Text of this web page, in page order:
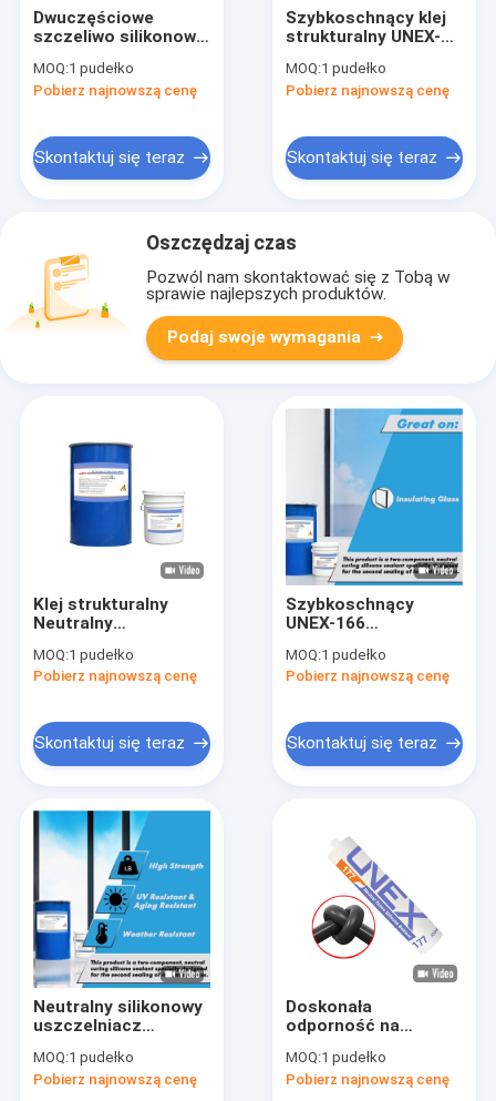
Dwuczęściowe
szczeliwo silikonowe
MOQ:1 pudełko
Pobierz najnowszą cenę
Skontaktuj się teraz
Szybkoschnący klej
strukturalny UNEX-
uszczelniacz
silikonowy
MOQ:1 pudełko
Pobierz najnowszą cenę
Skontaktuj się teraz
Oszczędzaj czas
Pozwól nam skontaktować się z Tobą w
sprawie najlepszych produktów.
Podaj swoje wymagania
Klej strukturalny
Neutralny
silikonowy UNEX-166
MOQ:1 pudełko
Pobierz najnowszą cenę
Skontaktuj się teraz
Szybkoschnący
UNEX-166
silikonowy
uszczelniacz
konstrukcji
MOQ:1 pudełko
Pobierz najnowszą cenę
Skontaktuj się teraz
Neutralny silikonowy
uszczelniacz
różnych izolacyjnych
ścian osłonowych
MOQ:1 pudełko
Pobierz najnowszą cenę
Doskonała
odporność na
atmosferyczne
UNEX-177
MOQ:1 pudełko
Pobierz najnowszą cenę